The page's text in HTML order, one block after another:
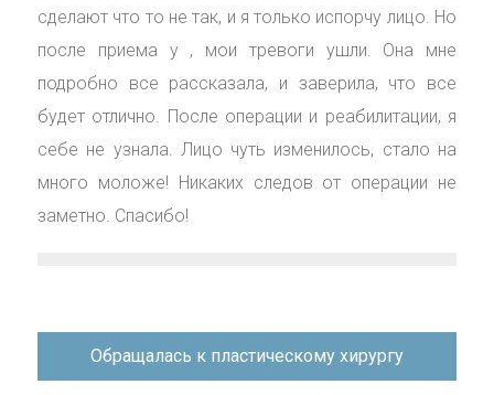
сделают что то не так, и я только испорчу лицо. Но
после приема у , мои тревоги ушли. Она мне
подробно все рассказала, и заверила, что все
будет отлично. После операции и реабилитации, я
себе не узнала. Лицо чуть изменилось, стало на
много моложе! Никаких следов от операции не
заметно. Спасибо!
Навигация
Обращалась к пластическому хирургу